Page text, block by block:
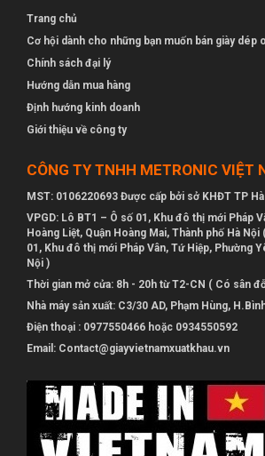
Trang chủ
Cơ hội dành cho những bạn muốn bán giày dép
Chính sách đại lý
Hướng dẫn mua hàng
Định hướng kinh doanh
Giới thiệu về công ty
CÔNG TY TNHH METRONIC VIỆT
MST: 0106220693 Được cấp bởi sở KHĐT TP
VPGD: Lô BT1 – Ô số 01, Khu đô thị mới Pháp
Hoàng Liệt, Quận Hoàng Mai, Thành phố Hà
01, Khu đô thị mới Pháp Vân, Tứ Hiệp, Phường
Nội )
Thời gian mở cửa: 8h - 20h từ T2-CN ( Có sân
Nhà máy sản xuất: C3/30 AD, Phạm Hùng,
Điện thoại : 0977550466 hoặc 0934550592
Email: Contact@giayvietnamxuatkhau.vn